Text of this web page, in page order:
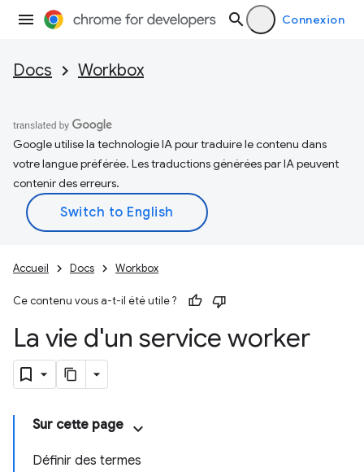
Connexion
Docs Workbox
Google utilise la technologie IA pour traduire le contenu dans
votre langue préférée. Les traductions générées par IA peuvent
contenir des erreurs.
Accueil Docs Workbox
Ce contenu vous a-t-il été utile ?
La vie d'un service worker
Sur cette page
Définir des termes